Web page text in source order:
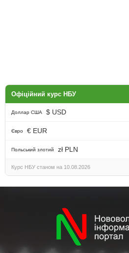
Офіційний курс НБУ
Доллар США $ USD
Євро € EUR
Польський злотий zł PLN
Курс НБУ станом на 10.08.2026